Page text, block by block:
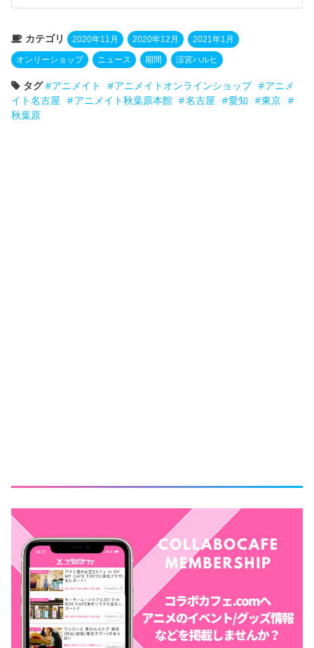
カテゴリ 2020年11月 2020年12月 2021年1月
オンリーショップ ニュース 期間 涼宮ハルヒ
タグ アニメイト アニメイトオンラインショップ
アニメ
イト名古屋
アニメイト秋葉原本館 名古屋 愛知
東京
秋葉原